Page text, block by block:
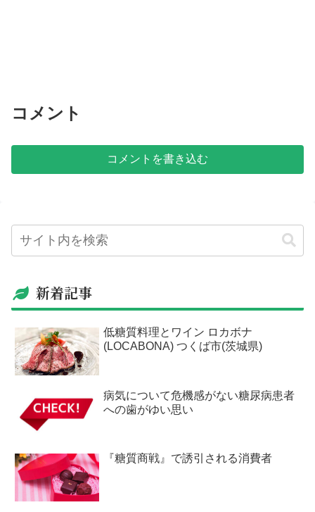
コメント
コメントを書き込む
新着記事
低糖質料理とワイン ロカボナ
(LOCABONA) つくば市(茨城県)
病気について危機感がない糖尿病患者
への歯がゆい思い
『糖質商戦』で誘引される消費者